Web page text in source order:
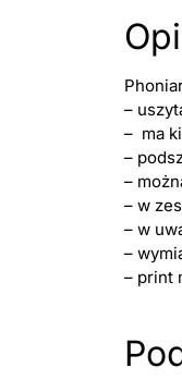
–
– ma
–
–
– w
– w
–
– print